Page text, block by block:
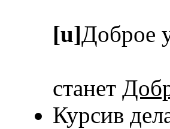
[u]Доброе
станет
Курсив